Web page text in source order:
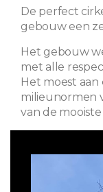
De perfect
gebouw een
Het gebouw
met alle
Het moest
milieunormen
van de